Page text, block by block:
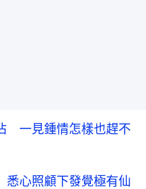
一見鍾情怎樣也趕不
心照顧下發覺極有仙